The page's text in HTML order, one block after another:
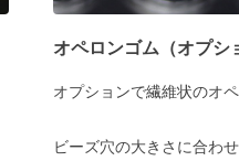
オペロンゴム（オプシ
オプションで繊維状のオ
ビーズ穴の大きさに合わ